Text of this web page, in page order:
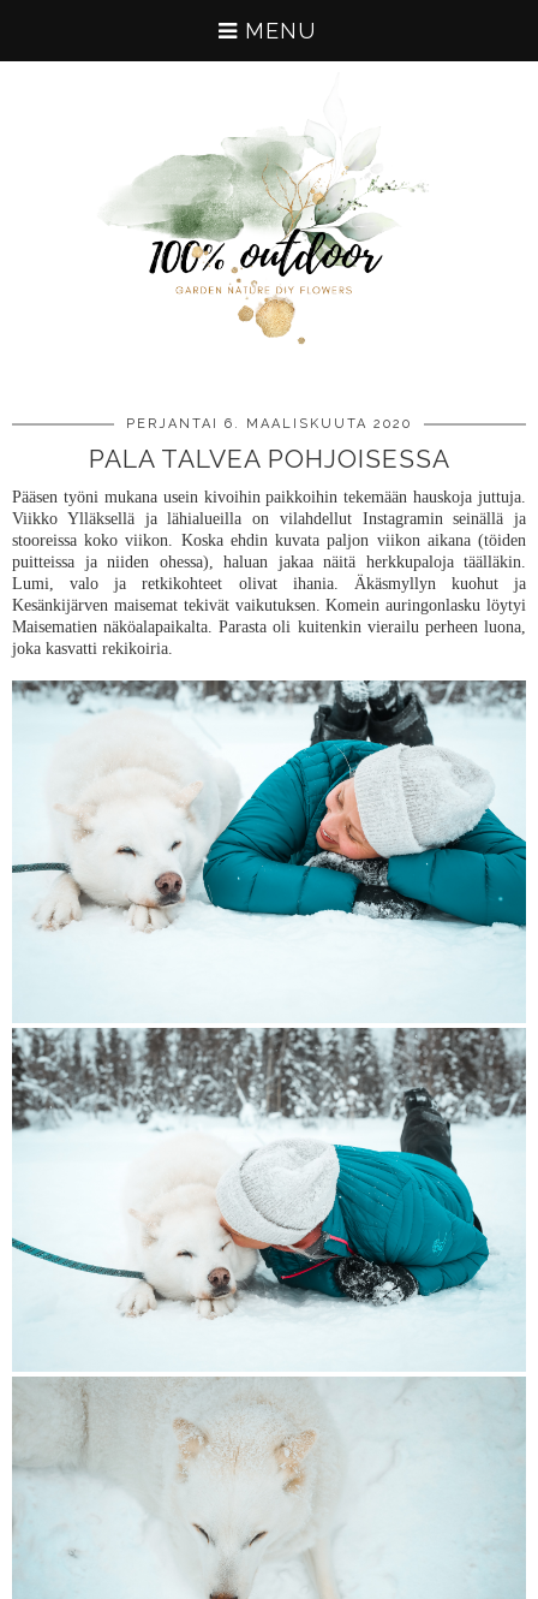
MENU
PERJANTAI 6. MAALISKUUTA 2020
PALA TALVEA POHJOISESSA
Pääsen työni mukana usein kivoihin paikkoihin tekemään hauskoja juttuja.
Viikko Ylläksellä ja lähialueilla on vilahdellut Instagramin seinällä ja
stooreissa koko viikon. Koska ehdin kuvata paljon viikon aikana (töiden
puitteissa ja niiden ohessa), haluan jakaa näitä herkkupaloja täälläkin.
Lumi, valo ja retkikohteet olivat ihania. Äkäsmyllyn kuohut ja
Kesänkijärven maisemat tekivät vaikutuksen. Komein auringonlasku löytyi
Maisematien näköalapaikalta. Parasta oli kuitenkin vierailu perheen luona,
joka kasvatti rekikoiria.